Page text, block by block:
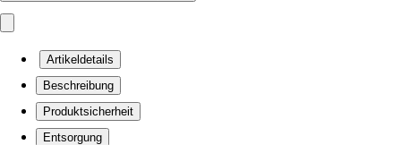
Artikeldetails
Beschreibung
Produktsicherheit
Entsorgung